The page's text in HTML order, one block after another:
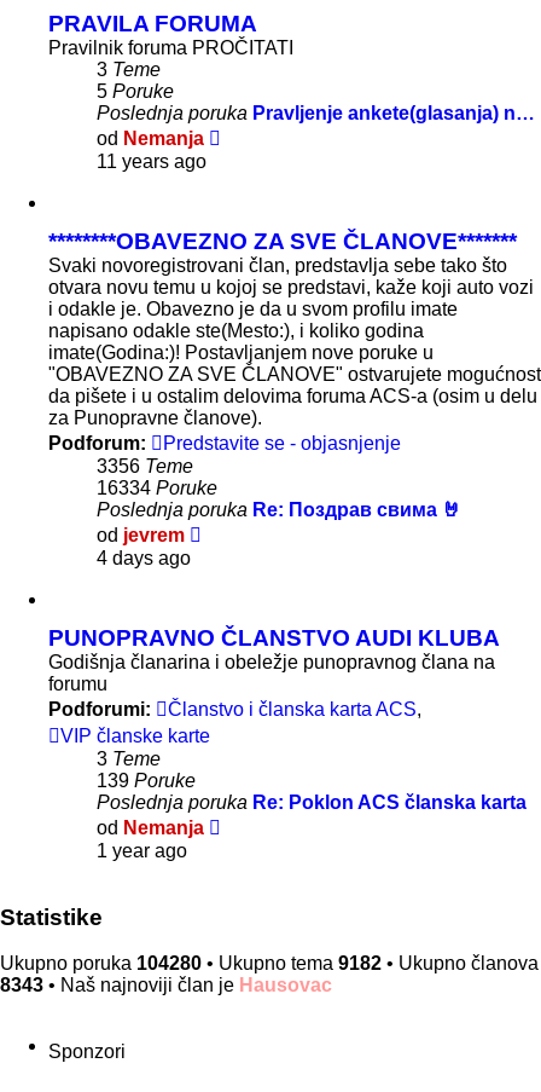
PRAVILA FORUMA
Pravilnik foruma PROČITATI
3 Teme
5 Poruke
Poslednja poruka Pravljenje ankete(glasanja) n…
od Nemanja
11 years ago
********OBAVEZNO ZA SVE ČLANOVE*******
Svaki novoregistrovani član, predstavlja sebe tako što
otvara novu temu u kojoj se predstavi, kaže koji auto vozi
i odakle je. Obavezno je da u svom profilu imate
napisano odakle ste(Mesto:), i koliko godina
imate(Godina:)! Postavljanjem nove poruke u
"OBAVEZNO ZA SVE ČLANOVE" ostvarujete mogućnost
da pišete i u ostalim delovima foruma ACS-a (osim u delu
za Punopravne članove).
Podforum:
Predstavite se - objasnjenje
3356 Teme
16334 Poruke
Poslednja poruka Re: Поздрав свима 🤘
od jevrem
4 days ago
PUNOPRAVNO ČLANSTVO AUDI KLUBA
Godišnja članarina i obeležje punopravnog člana na
forumu
Podforumi:
Članstvo i članska karta ACS,
VIP članske karte
3 Teme
139 Poruke
Poslednja poruka Re: Poklon ACS članska karta
od Nemanja
1 year ago
Statistike
Ukupno poruka 104280 • Ukupno tema 9182 • Ukupno članova
8343 • Naš najnoviji član je Hausovac
Sponzori